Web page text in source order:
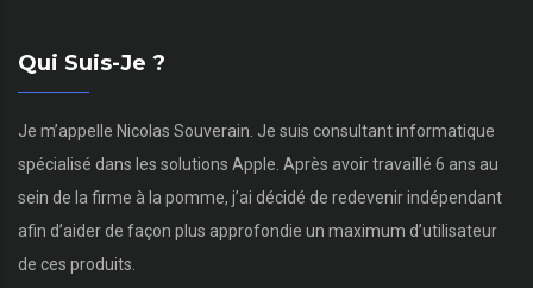
Qui Suis-Je ?
Je m’appelle Nicolas Souverain. Je suis consultant informatique
spécialisé dans les solutions Apple. Après avoir travaillé 6 ans au
sein de la firme à la pomme, j’ai décidé de redevenir indépendant
afin d’aider de façon plus approfondie un maximum d’utilisateur
de ces produits.